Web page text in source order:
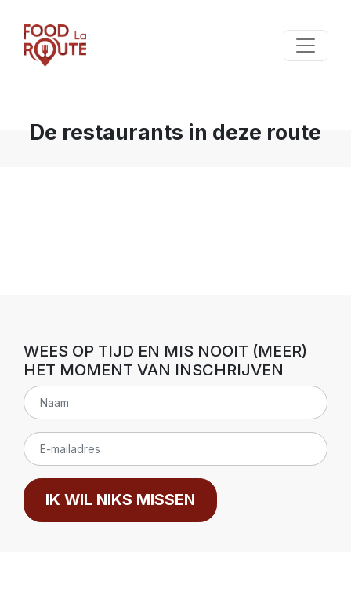
De restaurants in deze route
WEES OP TIJD EN MIS NOOIT (MEER)
HET MOMENT VAN INSCHRIJVEN
IK WIL NIKS MISSEN